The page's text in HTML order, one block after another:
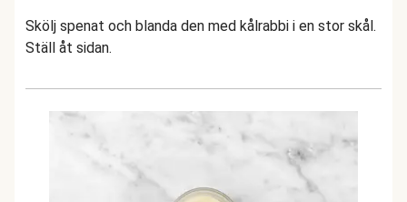
Skölj spenat och blanda den med kålrabbi i en stor skål.
Ställ åt sidan.